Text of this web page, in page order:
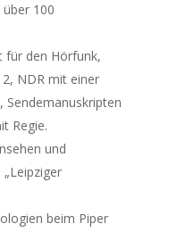
100
für den Hörfunk,
2, NDR mit einer
Sendemanuskripten
Regie.
und
beim Piper